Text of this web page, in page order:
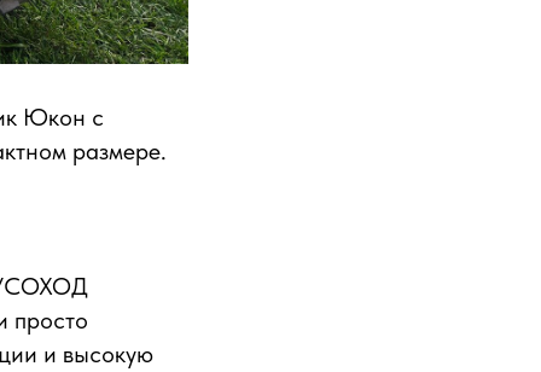
Юкон с
размере.
просто
и высокую